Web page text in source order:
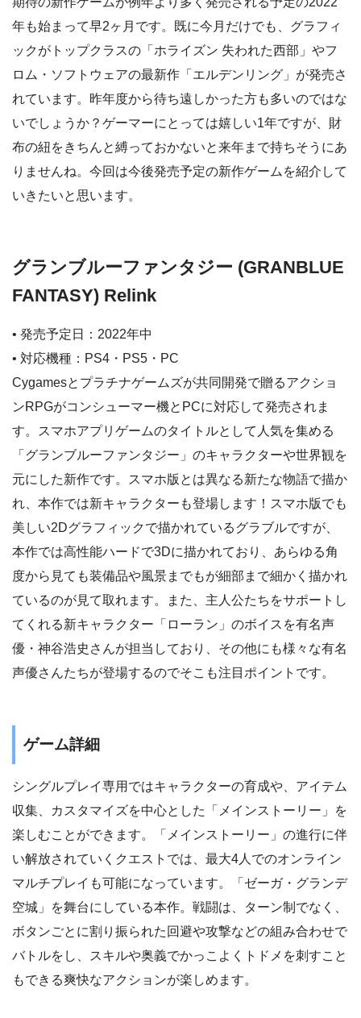
年も始まって早2ヶ月です。既に今月だけでも、グラフィ
ックがトップクラスの「ホライズン 失われた西部」やフ
ロム・ソフトウェアの最新作「エルデンリング」が発売さ
れています。昨年度から待ち遠しかった方も多いのではな
いでしょうか？ゲーマーにとっては嬉しい1年ですが、財
布の紐をきちんと縛っておかないと来年まで持ちそうにあ
りませんね。今回は今後発売予定の新作ゲームを紹介して
いきたいと思います。
グランブルーファンタジー (GRANBLUE
FANTASY) Relink
• 発売予定日：2022年中
• 対応機種：PS4・PS5・PC
Cygamesとプラチナゲームズが共同開発で贈るアクショ
ンRPGがコンシューマー機とPCに対応して発売されま
す。スマホアプリゲームのタイトルとして人気を集める
「グランブルーファンタジー」のキャラクターや世界観を
元にした新作です。スマホ版とは異なる新たな物語で描か
れ、本作では新キャラクターも登場します！スマホ版でも
美しい2Dグラフィックで描かれているグラブルですが、
本作では高性能ハードで3Dに描かれており、あらゆる角
度から見ても装備品や風景までもが細部まで細かく描かれ
ているのが見て取れます。また、主人公たちをサポートし
てくれる新キャラクター「ローラン」のボイスを有名声
優・神谷浩史さんが担当しており、その他にも様々な有名
声優さんたちが登場するのでそこも注目ポイントです。
ゲーム詳細
シングルプレイ専用ではキャラクターの育成や、アイテム
収集、カスタマイズを中心とした「メインストーリー」を
楽しむことができます。「メインストーリー」の進行に伴
い解放されていくクエストでは、最大4人でのオンライン
マルチプレイも可能になっています。「ゼーガ・グランデ
空城」を舞台にしている本作。戦闘は、ターン制でなく、
ボタンごとに割り振られた回避や攻撃などの組み合わせで
バトルをし、スキルや奥義でかっこよくトドメを刺すこと
もできる爽快なアクションが楽しめます。